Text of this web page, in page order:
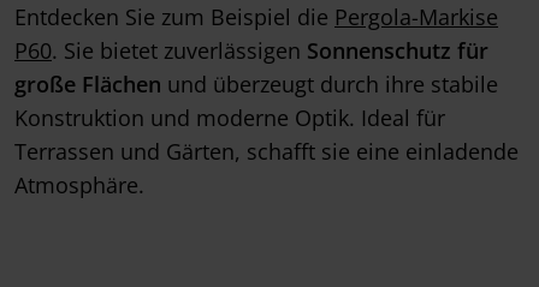
Entdecken Sie zum Beispiel die Pergola-Markise
P60. Sie bietet zuverlässigen Sonnenschutz für
große Flächen und überzeugt durch ihre stabile
Konstruktion und moderne Optik. Ideal für
Terrassen und Gärten, schafft sie eine einladende
Atmosphäre.